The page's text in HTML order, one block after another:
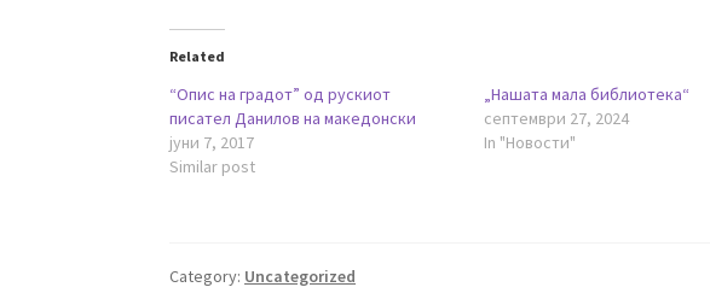
Related
“Опис на градот” од рускиот
писател Данилов на македонски
јуни 7, 2017
Similar post
„Нашата мала библиотека“
септември 27, 2024
In "Новости"
Category: Uncategorized